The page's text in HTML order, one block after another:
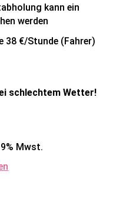
kann ein
werden
38 €/Stunde (Fahrer)
schlechtem Wetter!
Mwst.